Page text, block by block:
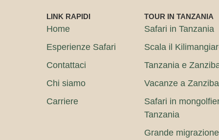
LINK RAPIDI
Home
Esperienze Safari
Contattaci
Chi siamo
Carriere
TOUR IN TANZANIA
Safari in Tanzania
Scala il
Tanzania e
Vacanze a
Safari in
Tanzania
Grande